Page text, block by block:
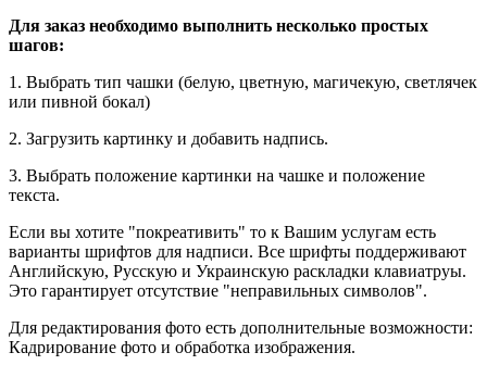
Для заказ необходимо выполнить несколько простых
шагов:
1. Выбрать тип чашки (белую, цветную, магичекую, светлячек
или пивной бокал)
2. Загрузить картинку и добавить надпись.
3. Выбрать положение картинки на чашке и положение
текста.
Если вы хотите "покреативить" то к Вашим услугам есть
варианты шрифтов для надписи. Все шрифты поддерживают
Английскую, Русскую и Украинскую раскладки клавиатруы.
Это гарантирует отсутствие "неправильных символов".
Для редактирования фото есть дополнительные возможности:
Кадрирование фото и обработка изображения.